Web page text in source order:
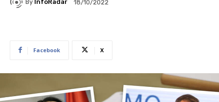
By InfoRadar 18/10/2022
Facebook X